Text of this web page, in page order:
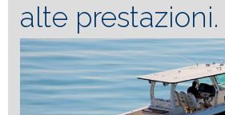
alte prestazioni.